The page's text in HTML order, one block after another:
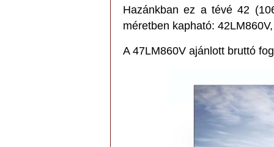
Hazánkban ez a tévé 42
méretben kapható:
A 47LM860V ajánlott bruttó